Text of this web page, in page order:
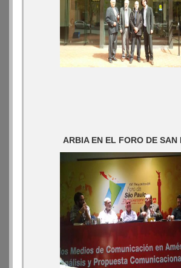
ARBIA EN EL FORO DE SAN